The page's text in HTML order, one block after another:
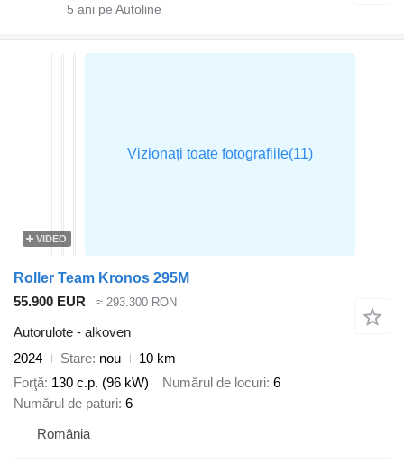
5 ani pe Autoline
VIDEO
Roller Team Kronos 295M
55.900 EUR
≈ 293.300 RON
Autorulote - alkoven
2024
Stare nou
10 km
Forţă 130 c.p. (96 kW) Numărul de locuri 6
Numărul de paturi 6
România